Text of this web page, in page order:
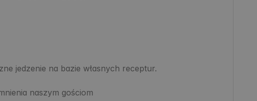
jedzenie na bazie własnych receptur.
naszym gościom